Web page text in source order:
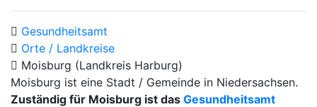
Gesundheitsamt
Orte / Landkreise
Moisburg (Landkreis Harburg)
Moisburg ist eine Stadt / Gemeinde in Niedersachsen.
Zuständig für Moisburg ist das Gesundheitsamt